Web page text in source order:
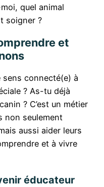
quel animal
soigner ?
et
connecté(e) à
? As-tu déjà
? C’est un métier
non seulement
aussi aider leurs
et à vivre
éducateur